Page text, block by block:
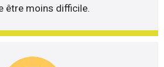
être moins difficile.